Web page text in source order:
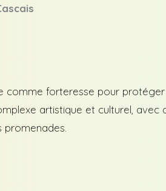
comme forteresse pour protéger
artistique et culturel, avec